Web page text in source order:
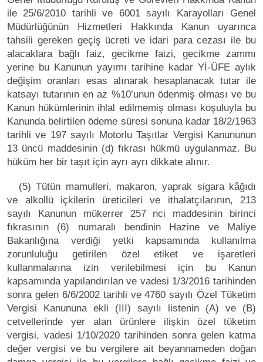
ile 25/6/2010 tarihli ve 6001 sayılı Karayolları Genel
Müdürlüğünün Hizmetleri Hakkında Kanun uyarınca
tahsili gereken geçiş ücreti ve idari para cezası ile bu
alacaklara bağlı faiz, gecikme faizi, gecikme zammı
yerine bu Kanunun yayımı tarihine kadar Yİ-ÜFE aylık
değişim oranları esas alınarak hesaplanacak tutar ile
katsayı tutarının en az %10’unun ödenmiş olması ve bu
Kanun hükümlerinin ihlal edilmemiş olması koşuluyla bu
Kanunda belirtilen ödeme süresi sonuna kadar 18/2/1963
tarihli ve 197 sayılı Motorlu Taşıtlar Vergisi Kanununun
13 üncü maddesinin (d) fıkrası hükmü uygulanmaz. Bu
hüküm her bir taşıt için ayrı ayrı dikkate alınır.
(5) Tütün mamulleri, makaron, yaprak sigara kâğıdı
ve alkollü içkilerin üreticileri ve ithalatçılarının, 213
sayılı Kanunun mükerrer 257 nci maddesinin birinci
fıkrasının (6) numaralı bendinin Hazine ve Maliye
Bakanlığına verdiği yetki kapsamında kullanılma
zorunluluğu getirilen özel etiket ve işaretleri
kullanmalarına izin verilebilmesi için bu Kanun
kapsamında yapılandırılan ve vadesi 1/3/2016 tarihinden
sonra gelen 6/6/2002 tarihli ve 4760 sayılı Özel Tüketim
Vergisi Kanununa ekli (III) sayılı listenin (A) ve (B)
cetvellerinde yer alan ürünlere ilişkin özel tüketim
vergisi, vadesi 1/10/2020 tarihinden sonra gelen katma
değer vergisi ve bu vergilere ait beyannameden doğan